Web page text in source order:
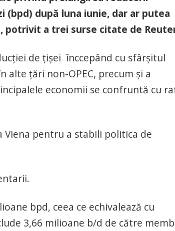
(bpd) după luna iunie, dar ar putea
potrivit a trei surse citate de
de țișei înccepând cu sfârșitul
alte țări non-OPEC, precum și a
economii se confruntă cu
Viena pentru a stabili politica de
bpd, ceea ce echivalează cu
3,66 milioane b/d de către